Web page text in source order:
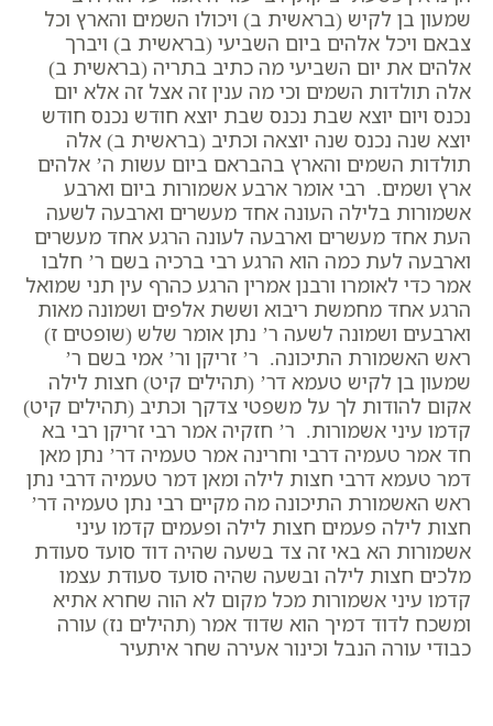
שמעון בן לקיש (בראשית ב) ויכולו השמים והארץ וכל
צבאם ויכל אלהים ביום השביעי (בראשית ב) ויברך
אלהים את יום השביעי מה כתיב בתריה (בראשית ב)
אלה תולדות השמים וכי מה ענין זה אצל זה אלא יום
נכנס ויום יוצא שבת נכנס שבת יוצא חודש נכנס חודש
יוצא שנה נכנס שנה יוצאה וכתיב (בראשית ב) אלה
תולדות השמים והארץ בהבראם ביום עשות ה’ אלהים
ארץ ושמים. רבי אומר ארבע אשמורות ביום וארבע
אשמורות בלילה העונה אחד מעשרים וארבעה לשעה
העת אחד מעשרים וארבעה לעונה הרגע אחד מעשרים
וארבעה לעת כמה הוא הרגע רבי ברכיה בשם ר’ חלבו
אמר כדי לאומרו ורבנן אמרין הרגע כהרף עין תני שמואל
הרגע אחד מחמשת ריבוא וששת אלפים ושמונה מאות
וארבעים ושמונה לשעה ר’ נתן אומר שלש (שופטים ז)
ראש האשמורת התיכונה. ר’ זריקן ור’ אמי בשם ר’
שמעון בן לקיש טעמא דר’ (תהילים קיט) חצות לילה
אקום להודות לך על משפטי צדקך וכתיב (תהילים קיט)
קדמו עיני אשמורות. ר’ חזקיה אמר רבי זריקן רבי בא
חד אמר טעמיה דרבי וחרינה אמר טעמיה דר’ נתן מאן
דמר טעמא דרבי חצות לילה ומאן דמר טעמיה דרבי נתן
ראש האשמורת התיכונה מה מקיים רבי נתן טעמיה דר’
חצות לילה פעמים חצות לילה ופעמים קדמו עיני
אשמורות הא באי זה צד בשעה שהיה דוד סועד סעודת
מלכים חצות לילה ובשעה שהיה סועד סעודת עצמו
קדמו עיני אשמורות מכל מקום לא הוה שחרא אתיא
ומשכח לדוד דמיך הוא שדוד אמר (תהילים נז) עורה
כבודי עורה הנבל וכינור אעירה שחר איתעיר